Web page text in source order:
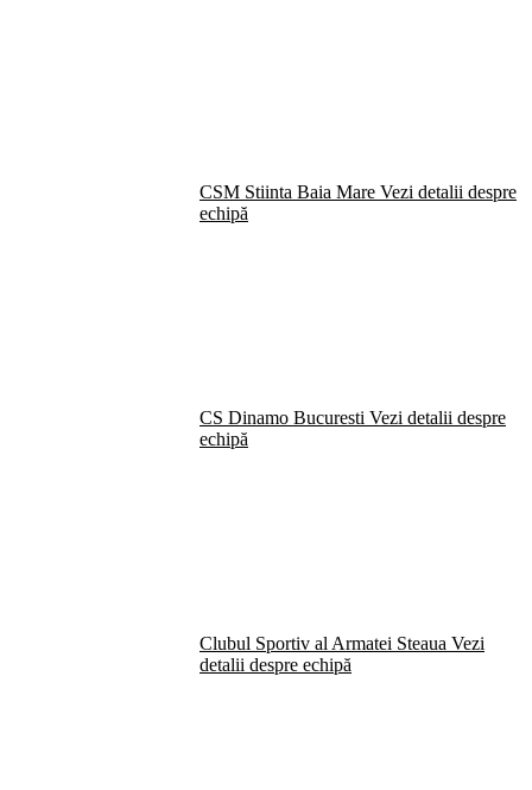
CSM Stiinta Baia Mare Vezi detalii despre
echipă
CS Dinamo Bucuresti Vezi detalii despre
echipă
Clubul Sportiv al Armatei Steaua Vezi
detalii despre echipă